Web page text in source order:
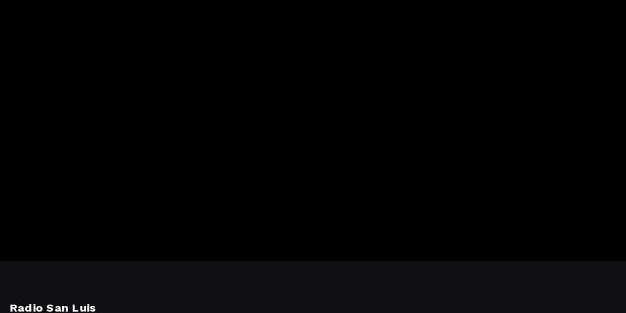
Radio San Luis